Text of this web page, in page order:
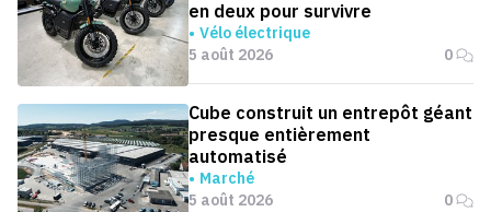
en deux pour survivre
Vélo électrique
5 août 2026
0
Cube construit un entrepôt géant
presque entièrement
automatisé
Marché
5 août 2026
0